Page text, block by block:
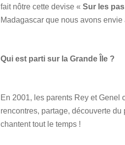
fait nôtre cette devise « Sur les
Madagascar que nous avons envie
Qui est parti sur la Grande Île ?
En 2001, les parents Rey et Genel
rencontres, partage, découverte
chantent tout le temps !